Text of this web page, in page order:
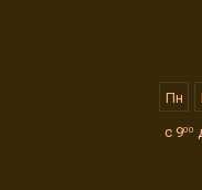
Заполните
звонка от банка;
Пн
с 900